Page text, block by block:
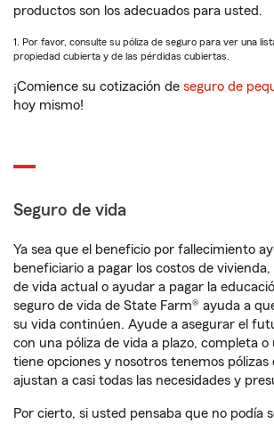
productos son los adecuados para usted.
1. Por favor, consulte su póliza de seguro para ver una
propiedad cubierta y de las pérdidas cubiertas.
¡Comience su cotización de seguro de
hoy mismo!
Seguro de vida
Ya sea que el beneficio por fallecimiento
beneficiario a pagar los costos de
de vida actual o ayudar a pagar la
seguro de vida de State Farm® ayuda a
su vida continúen. Ayude a asegurar el
con una póliza de vida a plazo, completa o
tiene opciones y nosotros tenemos pólizas
ajustan a casi todas las necesidades y
Por cierto, si usted pensaba que no podía